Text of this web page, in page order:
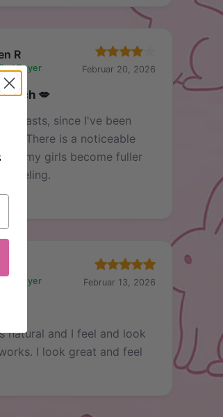
R
Buyer Februar 20, 2026
much 💋
beasts, since I've been
. There is a noticeable
my girls become fuller
feeling.
Buyer Februar 13, 2026
natural and I feel and look
I look great and feel